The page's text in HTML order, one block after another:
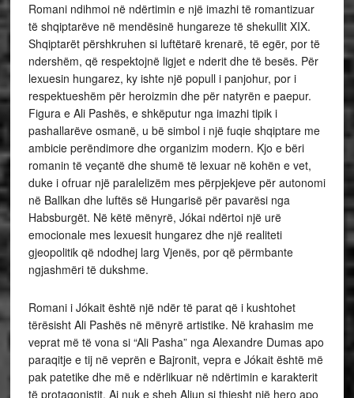
Romani ndihmoi në ndërtimin e një imazhi të romantizuar
të shqiptarëve në mendësinë hungareze të shekullit XIX.
Shqiptarët përshkruhen si luftëtarë krenarë, të egër, por të
ndershëm, që respektojnë ligjet e nderit dhe të besës. Për
lexuesin hungarez, ky ishte një popull i panjohur, por i
respektueshëm për heroizmin dhe për natyrën e paepur.
Figura e Ali Pashës, e shkëputur nga imazhi tipik i
pashallarëve osmanë, u bë simbol i një fuqie shqiptare me
ambicie perëndimore dhe organizim modern. Kjo e bëri
romanin të veçantë dhe shumë të lexuar në kohën e vet,
duke i ofruar një paralelizëm mes përpjekjeve për autonomi
në Ballkan dhe luftës së Hungarisë për pavarësi nga
Habsburgët. Në këtë mënyrë, Jókai ndërtoi një urë
emocionale mes lexuesit hungarez dhe një realiteti
gjeopolitik që ndodhej larg Vjenës, por që përmbante
ngjashmëri të dukshme.
Romani i Jókait është një ndër të parat që i kushtohet
tërësisht Ali Pashës në mënyrë artistike. Në krahasim me
veprat më të vona si “Ali Pasha” nga Alexandre Dumas apo
paraqitje e tij në veprën e Bajronit, vepra e Jókait është më
pak patetike dhe më e ndërlikuar në ndërtimin e karakterit
të protagonistit. Ai nuk e sheh Aliun si thjesht një hero apo